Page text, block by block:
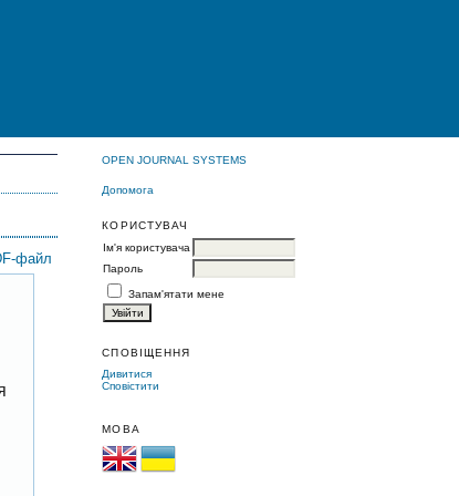
OPEN JOURNAL SYSTEMS
Допомога
КОРИСТУВАЧ
Ім'я користувача
Пароль
Запам'ятати мене
СПОВІЩЕННЯ
Дивитися
Сповістити
МОВА
файл